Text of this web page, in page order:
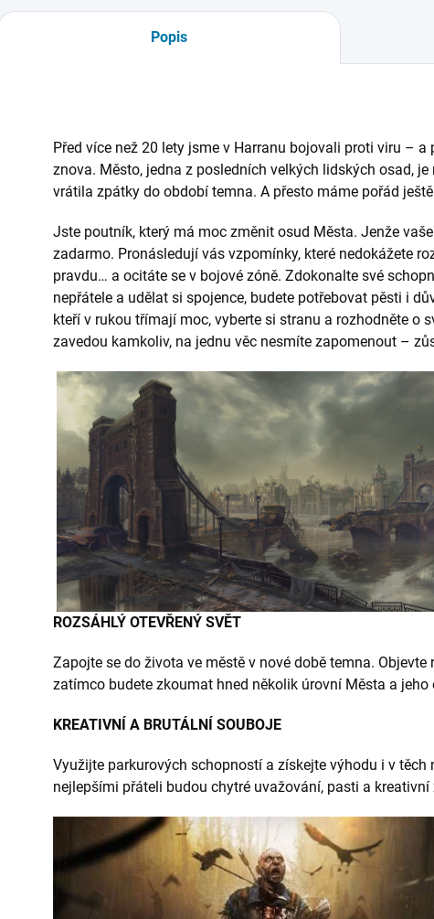
Popis
Před více než 20 lety jsme v Harranu bojovali proti viru –
znova. Město, jedna z posledních velkých lidských osad,
vrátila zpátky do období temna. A přesto máme pořád
Jste poutník, který má moc změnit osud Města. Jenže
zadarmo. Pronásledují vás vzpomínky, které nedokážete
pravdu… a ocitáte se v bojové zóně. Zdokonalte své
nepřátele a udělat si spojence, budete potřebovat pěsti i
kteří v rukou třímají moc, vyberte si stranu a rozhodněte o
zavedou kamkoliv, na jednu věc nesmíte zapomenout –
ROZSÁHLÝ OTEVŘENÝ SVĚT
Zapojte se do života ve městě v nové době temna. Objevte
zatímco budete zkoumat hned několik úrovní Města a jeho
KREATIVNÍ A BRUTÁLNÍ SOUBOJE
Využijte parkurových schopností a získejte výhodu i v
nejlepšími přáteli budou chytré uvažování, pasti a kreativní